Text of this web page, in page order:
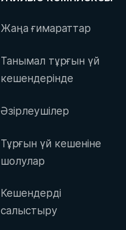
Жаңа ғимараттар
Танымал тұрғын үй
кешендерінде
Әзірлеушілер
Тұрғын үй кешеніне
шолулар
Кешендерді
салыстыру